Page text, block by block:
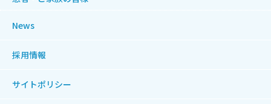
News
採用情報
サイトポリシー